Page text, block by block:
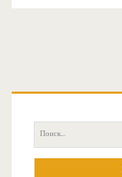
О
П
о